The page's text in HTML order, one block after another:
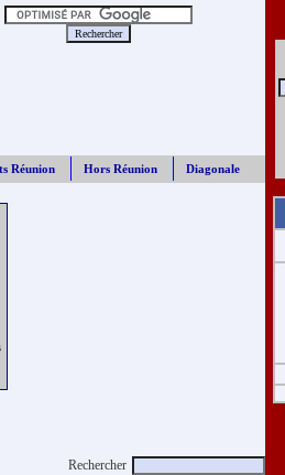
Réunion Hors Réunion Diagonale
Rechercher